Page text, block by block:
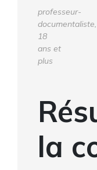
professeur-
documentaliste,
18
ans et
plus
la